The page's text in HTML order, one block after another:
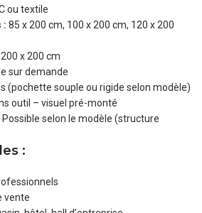
ou textile
: 85 x 200 cm, 100 x 200 cm, 120 x 200
x 200 cm
sur demande
(pochette souple ou rigide selon modèle)
outil – visuel pré-monté
Possible selon le modèle (structure
:
vente